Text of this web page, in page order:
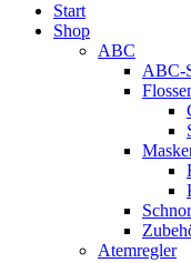
Start
Shop
ABC
ABC-
Atemregler